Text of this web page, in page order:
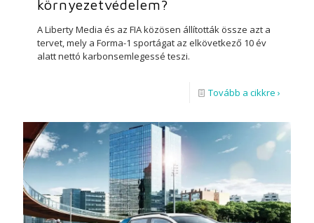
környezetvédelem?
A Liberty Media és az FIA közösen állították össze azt a
tervet, mely a Forma-1 sportágat az elkövetkező 10 év
alatt nettó karbonsemlegessé teszi.
Tovább a cikkre ›